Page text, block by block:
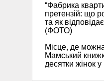
“Фабрика
претензій: що
та як
(ФОТО)
Місце, де
Мамський
десятки жінок